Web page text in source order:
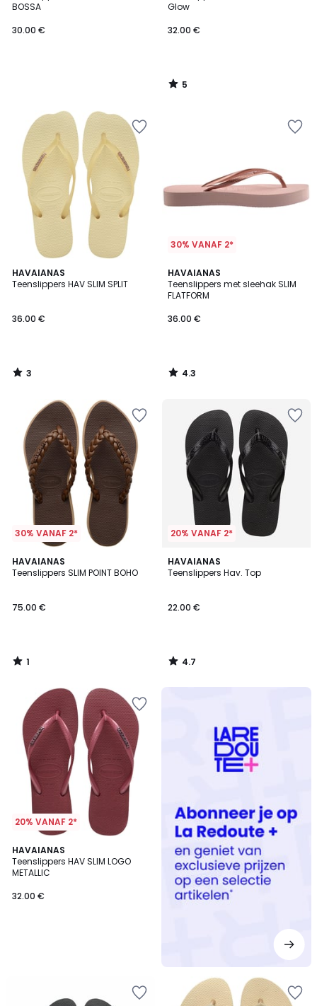
BOSSA
30.00 €
Glow
32.00 €
5
5
/
HAVAIANAS
Teenslippers HAV SLIM SPLIT
36.00 €
3
/
3
/
30% VANAF 2*
HAVAIANAS
Teenslippers met sleehak SLIM
FLATFORM
36.00 €
4.3
/ 5
4.3
/
30% VANAF 2*
HAVAIANAS
Teenslippers SLIM POINT BOHO
75.00 €
1
/
1
/
20% VANAF 2*
HAVAIANAS
Teenslippers Hav. Top
22.00 €
4.7
/ 5
4.7
/
20% VANAF 2*
HAVAIANAS
Teenslippers HAV SLIM LOGO
METALLIC
32.00 €